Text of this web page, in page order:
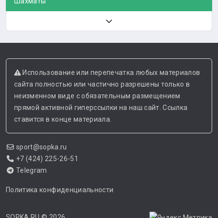
Использование или перепечатка любых материалов
сайта полностью или частично разрешены только в
неизменном виде с обязательным размещением
прямой активной гиперссылки на наш сайт. Ссылка
ставится в конце материала.
sport@sopka.ru
+7 (424) 225-26-51
Telegram
Политика конфиденциальности